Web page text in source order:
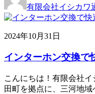
有限会社イシカワ
2024年10月31日
インターホン交換で
こんにちは！有限会社
田町を拠点に、三河地